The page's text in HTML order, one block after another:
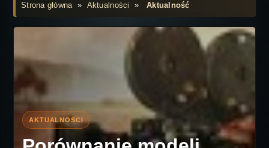
Strona główna» Aktualności »Aktualność